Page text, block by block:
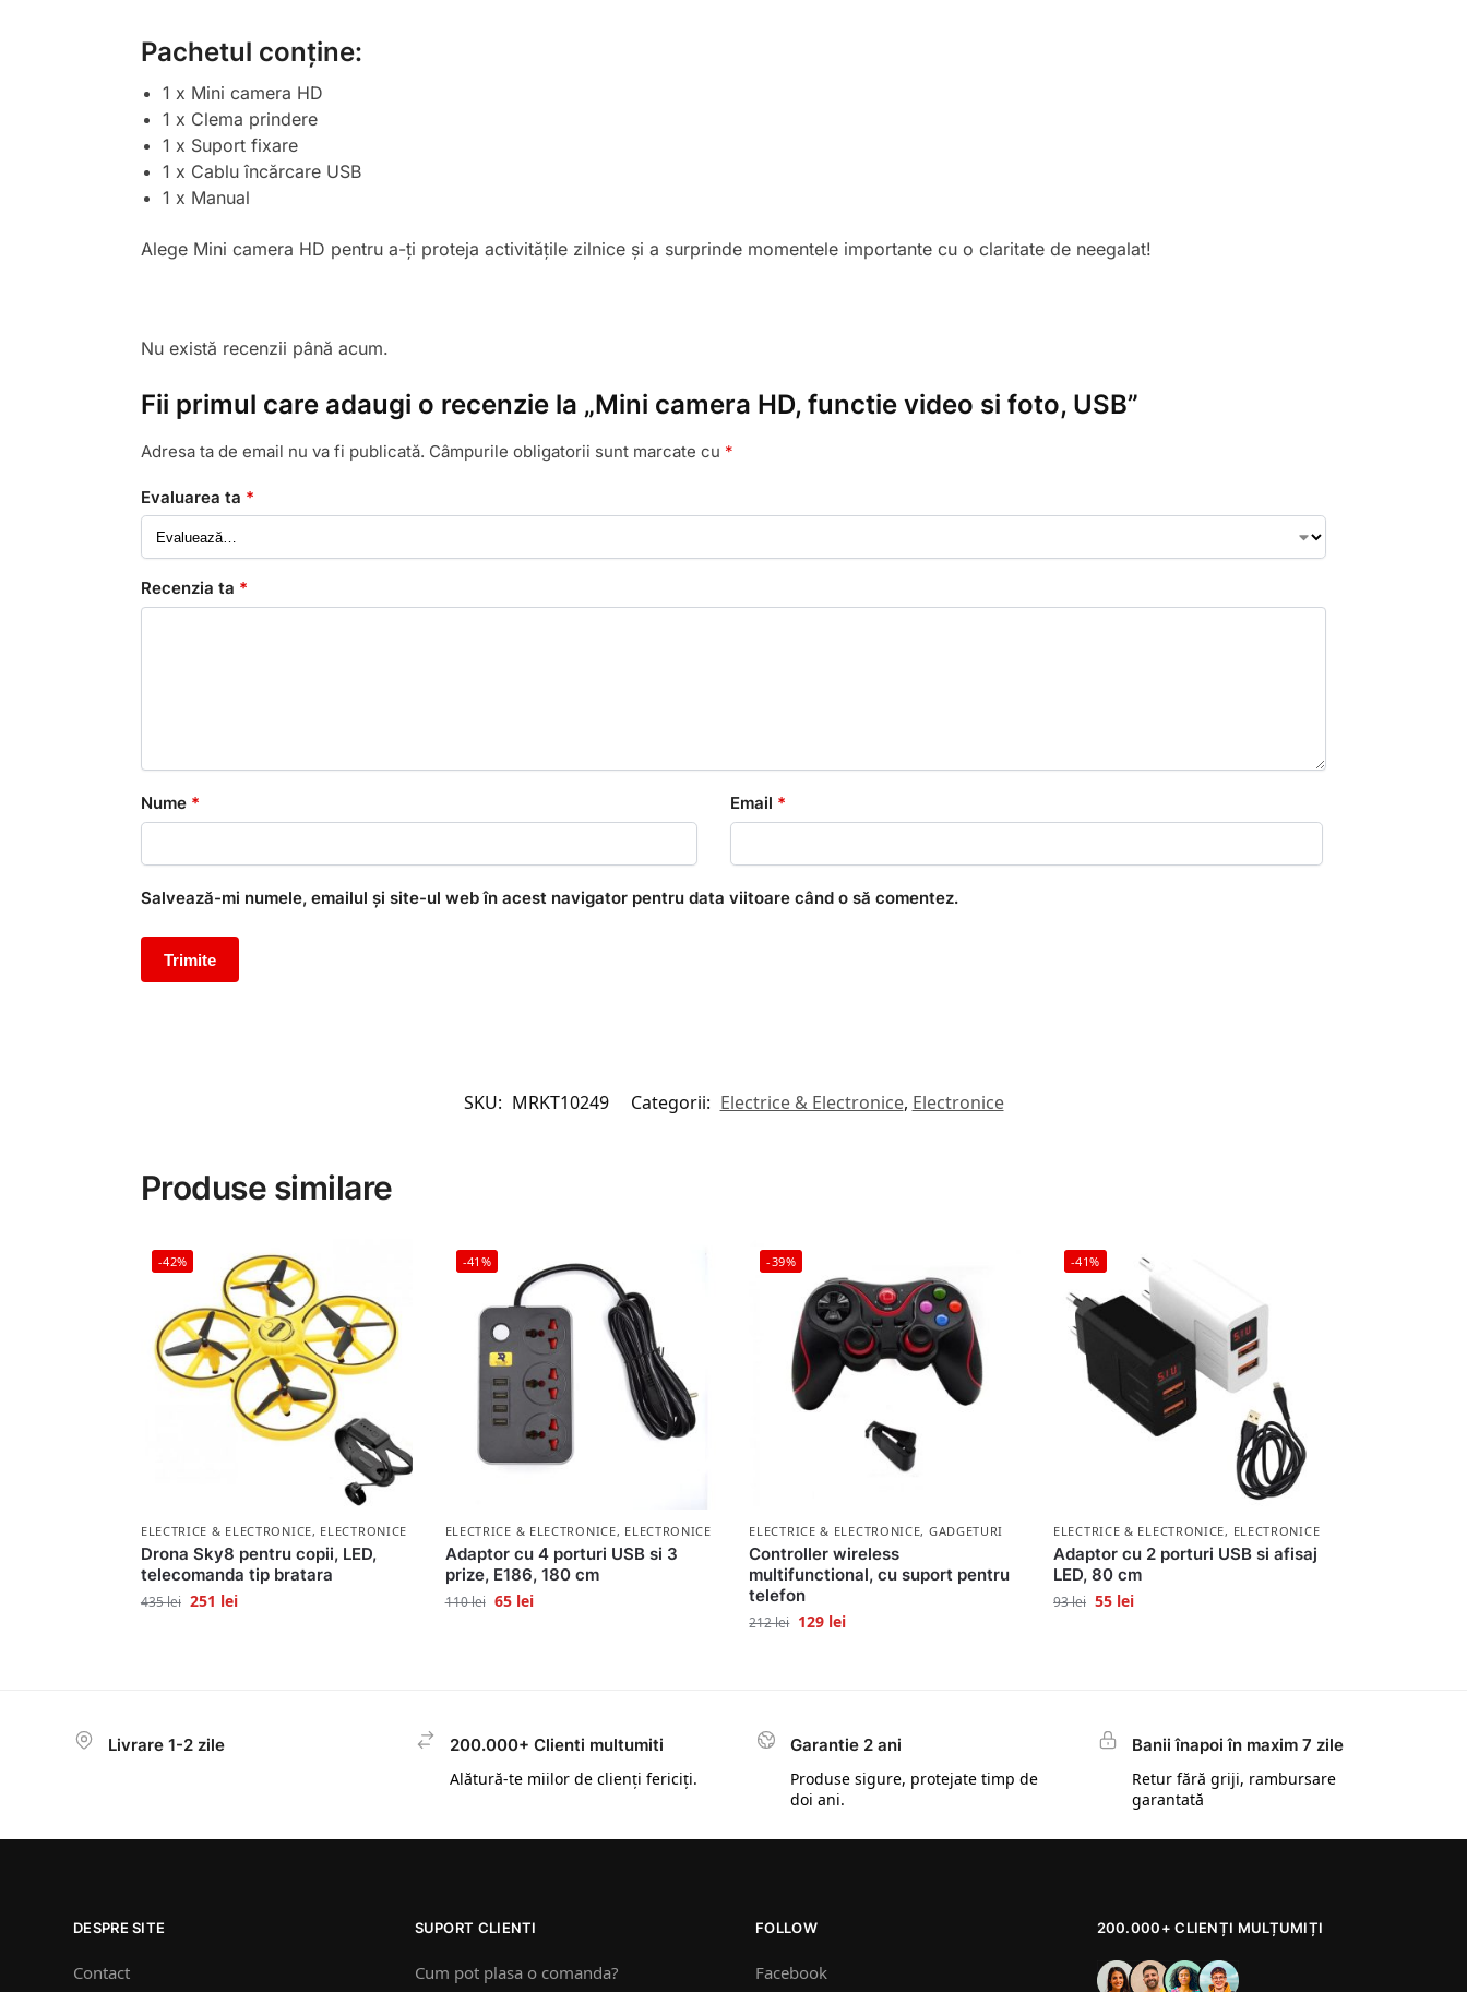
Pachetul conține:
1 x Mini camera HD
1 x Clema prindere
1 x Suport fixare
1 x Cablu încărcare USB
1 x Manual
Alege Mini camera HD pentru a-ți proteja activitățile zilnice și a surprinde momentele importante cu o claritate de neegalat!
Nu există recenzii până acum.
Fii primul care adaugi o recenzie la „Mini camera HD, functie video si foto, USB”
Adresa ta de email nu va fi publicată. Câmpurile obligatorii sunt marcate cu *
Evaluarea ta *
Recenzia ta *
Nume * Email *
Salvează-mi numele, emailul și site-ul web în acest navigator pentru data viitoare când o să comentez.
SKU: MRKT10249 Categorii: Electrice & Electronice, Electronice
Produse similare
-42%
ELECTRICE & ELECTRONICE, ELECTRONICE
Drona Sky8 pentru copii, LED,
telecomanda tip bratara
435lei 251 lei
-41%
ELECTRICE & ELECTRONICE, ELECTRONICE
Adaptor cu 4 porturi USB si 3
prize, E186, 180 cm
110lei 65 lei
-39%
ELECTRICE & ELECTRONICE, GADGETURI
Controller wireless
multifunctional, cu suport pentru
telefon
212lei 129 lei
-41%
ELECTRICE & ELECTRONICE, ELECTRONICE
Adaptor cu 2 porturi USB si afisaj
LED, 80 cm
93lei 55 lei
Livrare 1-2 zile
200.000+ Clienti multumiti
Alătură-te miilor de clienți fericiți.
Garantie 2 ani
Produse sigure, protejate timp de
doi ani.
Banii înapoi în maxim 7 zile
Retur fără griji, rambursare
garantată
DESPRE SITE
Contact
SUPORT CLIENTI
Cum pot plasa o comanda?
FOLLOW
Facebook
200.000+ CLIENȚI MULȚUMIȚI